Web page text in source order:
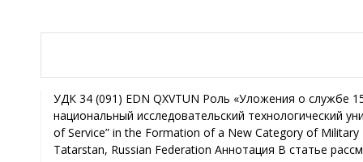
УДК 34 (091) EDN QXVTUN Роль «Уложения о службе 1555/1556 г.» в формировании новой категории ратных людей Ю. В. Терехина, Казанский национальный исследовательский технологический университет, г. Казань, Республика Татарстан, Российская Федерация The Role of the “1555/1556 Code of Service” in the Formation of a New Category of Military Personnel Yu. V. Terekhina, Kazan National Research Technological University, Kazan, Republic of Tatarstan, Russian Federation Аннотация В статье рассматриваются этапы проведения военной реформы в XVI в. Первый этап – ограничение местничества при назначении на должности, второй этап – формирование избранной тысячи, третий шаг попытка уравнения поместий и вотчин на Стоглавом соборе 1551 г. и, наконец, проведение реформы 1555/56 гг. В рамках исследования поднимается вопрос, кого выставляли служилые люди со своих поместий и вотчин. Изучается точка зрения Р. Г. Скрынника о именовании их боевыми холопами или «послужильцами». Предлагается авторская позиция, что выставляемые ратники по Уложению 1555/56 г. именовались «даточными люди». Abstract This article examines the stages of military reform in the 16th century. The first stage was the restriction of the restriction of mestnichestvo (the system of appointments based on nobility) in appointments, the second was the formation of the Chosen Thousand (Izbrannaya tysyacha), the third was the attempt to equalize service estates (pomest’ya) and hereditary lands (votchiny) at the Stoglav Council of 1551, and finally, the reform of 1555/56. The study addresses the question of who was nominated by service people from their estates and patrimonies. R. G. Skrynnik’s view on their designation as military slaves or armed retainers (posluzhal’tsy) is explored. The author proposes that the nominated warriors were called the datochnye lyudi (conscripts) according to the Code of 155/56. Ключевые слова Cлужилые люди, даточные люди, Уложение о кормлении и службе 1555/56 г., боевые холопы, «послужильцы». Keywords Service class people, datochnye lyudi (conscripts), The 1555/1556 Code of Service and Provision, military slaves, armed retainers (“posluzhal’tsy”). Формирование служилого военного сословия процесс, который занял не одно столетие. В России единственной «денежной» единицей во взаимодействии власти и высшего сословия, начиная с периода феодальной раздробленности – становиться земля. Постепенно, а именно по мере собирания территории, главным «держателем» такого актива становится великий князь, царь. Складывается ситуация, когда централизованное государство начинает регламентировать взаимоотношения со своим служилым сословием – на наш взгляд, естественный «управленческий» процесс. К тому же, активизация централизованного государства на внешнем периметре потребовало от него активизации усилий по увеличению подконтрольных ему вооруженных сил. Поэтому, проведение военной реформы – шаг, который необходим был для дальнейшей централизации государства. Об этом отчетливо свидетельствуют и публицистические произведения того периода, например, Ивана Семеновича Пересветова. В Московском государстве служилое сословие дифференцировалось на служилых людей «по отечеству» и «по прибору». К этой дифференциации были близки не только представители русского служилого сословия, но также и другие этносоциальные категории населения Московского государства, такие как например, служилые татары1. Пересветов Иван Семенович, дворянин, представитель служилых людей «по отечеству», как никто другой понимал необходимость укрепления власти, что вылилось в ряд публикаций по военной тематике. Его предложения по реализации военной реформы отвечали интересам развития русского государства, но самое главное, на наш взгляд, были «прорывными» для того периода. Во-первых, по его мнению, именно мелкие служилые феодалы, «воинники», должны стать опорой